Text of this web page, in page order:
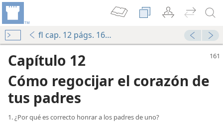
fl cap. 12 págs. 161-171
Capítulo 12
Cómo regocijar el corazón de
tus padres
1. ¿Por qué es correcto honrar a los padres de uno?